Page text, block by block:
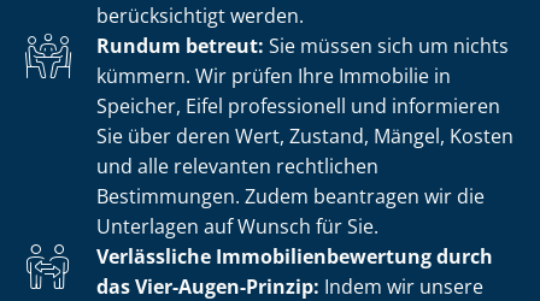
berücksichtigt werden.
Rundum betreut: Sie müssen sich um nichts
kümmern. Wir prüfen Ihre Immobilie in
Speicher, Eifel professionell und informieren
Sie über deren Wert, Zustand, Mängel, Kosten
und alle relevanten rechtlichen
Bestimmungen. Zudem beantragen wir die
Unterlagen auf Wunsch für Sie.
Verlässliche Im­mo­bi­li­en­be­wer­tung durch
das Vier-Augen-Prinzip: Indem wir unsere